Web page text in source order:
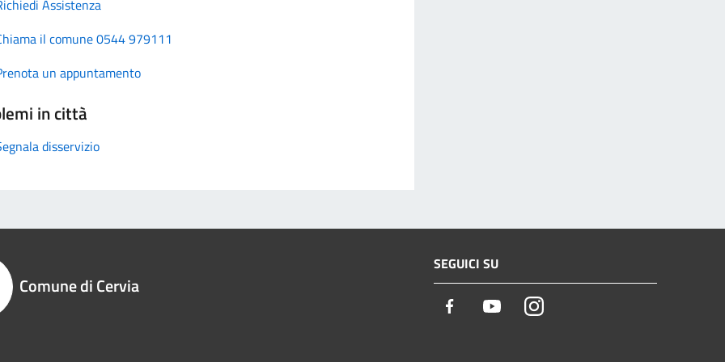
Assistenza
il comune 0544 979111
un appuntamento
in città
disservizio
Comune di Cervia
SEGUICI SU
Facebook YoutubeInstagram